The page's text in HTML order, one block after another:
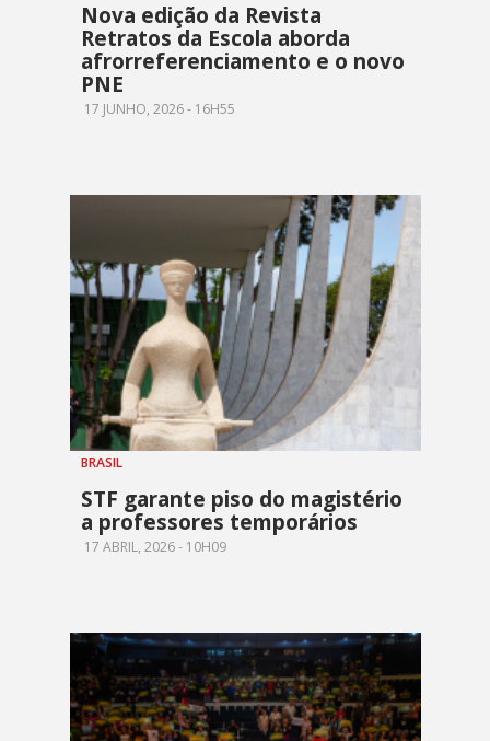
Nova edição da Revista
Retratos da Escola aborda
afrorreferenciamento e o novo
PNE
17 JUNHO, 2026 - 16H55
BRASIL
STF garante piso do magistério
a professores temporários
17 ABRIL, 2026 - 10H09